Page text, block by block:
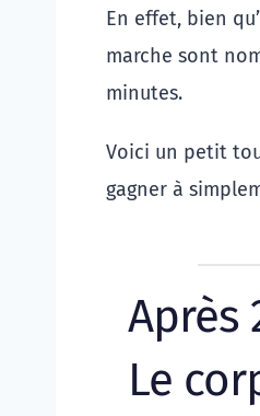
En effet, bien
marche sont
minutes.
Voici un petit
gagner à
Après
Le